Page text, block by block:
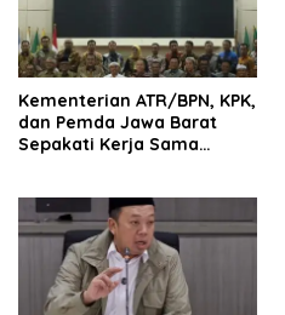
Kementerian ATR/BPN, KPK,
dan Pemda Jawa Barat
Sepakati Kerja Sama
Ekonomi Daerah